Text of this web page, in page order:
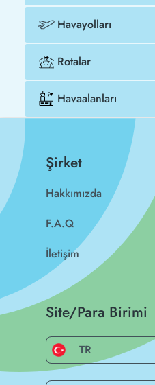
Havayolları
Rotalar
Havaalanları
Şirket
Hakkımızda
F.A.Q
İletişim
Site/Para Birimi
TR